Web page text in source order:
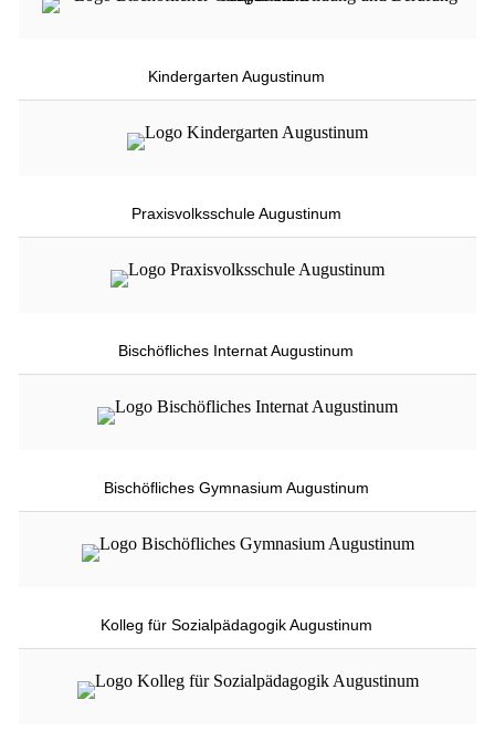
Kindergarten Augustinum
Praxisvolksschule Augustinum
Bischöfliches Internat Augustinum
Bischöfliches Gymnasium Augustinum
Kolleg für Sozialpädagogik Augustinum